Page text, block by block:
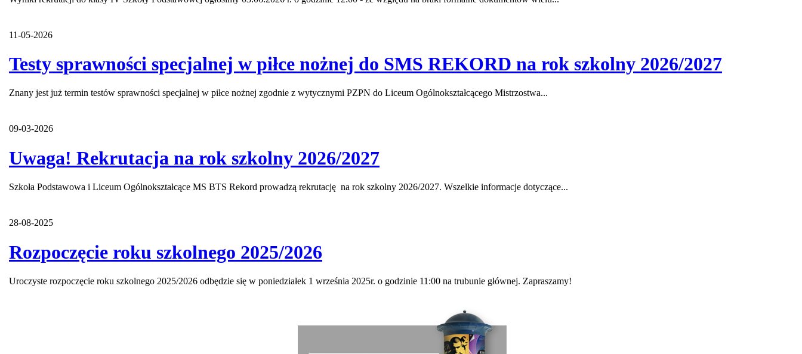
11-05-2026
Testy sprawności specjalnej w piłce nożnej do SMS REKORD na rok szkolny 2026/2027
Znany jest już termin testów sprawności specjalnej w piłce nożnej zgodnie z wytycznymi PZPN do Liceum Ogólnokształcącego Mistrzostwa...
09-03-2026
Uwaga! Rekrutacja na rok szkolny 2026/2027
Szkoła Podstawowa i Liceum Ogólnokształcące MS BTS Rekord prowadzą rekrutację na rok szkolny 2026/2027. Wszelkie informacje dotyczące...
28-08-2025
Rozpoczęcie roku szkolnego 2025/2026
Uroczyste rozpoczęcie roku szkolnego 2025/2026 odbędzie się w poniedziałek 1 września 2025r. o godzinie 11:00 na trubunie głównej. Zapraszamy!